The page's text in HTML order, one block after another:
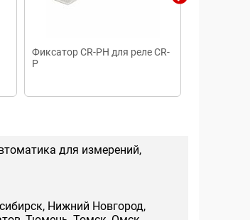
Фиксатор CR-PH для реле CR-
P
для измерений,
Нижний Новгород,